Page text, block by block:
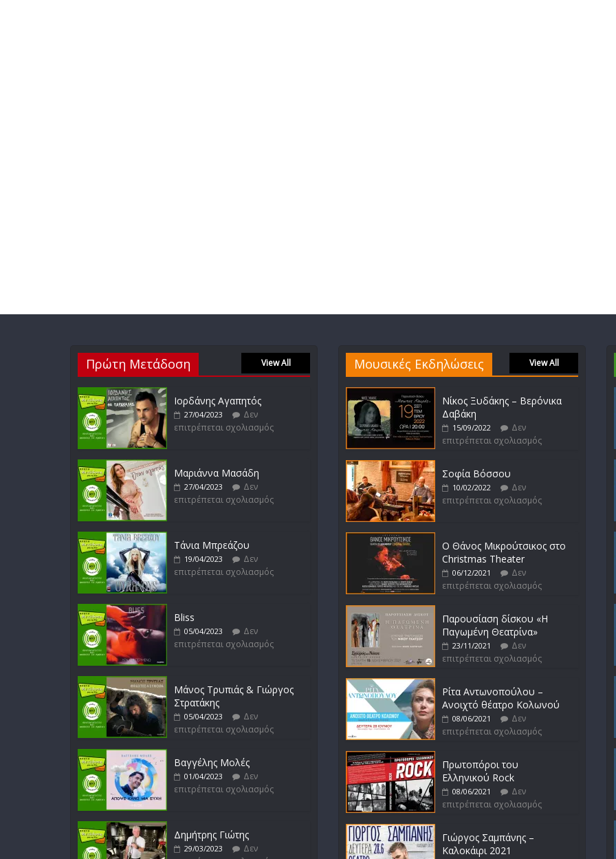
Πρώτη Μετάδοση View All
Ιορδάνης Αγαπητός
27/04/2023
Δεν
επιτρέπεται σχολιασμός
Μαριάννα Μασάδη
27/04/2023
Δεν
επιτρέπεται σχολιασμός
Τάνια Μπρεάζου
19/04/2023
Δεν
επιτρέπεται σχολιασμός
Bliss
05/04/2023
Δεν
επιτρέπεται σχολιασμός
Μάνος Τρυπιάς & Γιώργος
Στρατάκης
05/04/2023
Δεν
επιτρέπεται σχολιασμός
Βαγγέλης Μολές
01/04/2023
Δεν
επιτρέπεται σχολιασμός
Δημήτρης Γιώτης
29/03/2023
Δεν
Μουσικές Εκδηλώσεις View All
Νίκος Ξυδάκης – Βερόνικα
Δαβάκη
15/09/2022
Δεν
επιτρέπεται σχολιασμός
Σοφία Βόσσου
10/02/2022
Δεν
επιτρέπεται σχολιασμός
Ο Θάνος Μικρούτσικος στο
Christmas Theater
06/12/2021
Δεν
επιτρέπεται σχολιασμός
Παρουσίαση δίσκου «Η
Παγωμένη Θεατρίνα»
23/11/2021
Δεν
επιτρέπεται σχολιασμός
Ρίτα Αντωνοπούλου –
Ανοιχτό θέατρο Κολωνού
08/06/2021
Δεν
επιτρέπεται σχολιασμός
Πρωτοπόροι του
Ελληνικού Rock
08/06/2021
Δεν
επιτρέπεται σχολιασμός
Γιώργος Σαμπάνης –
Καλοκάιρι 2021